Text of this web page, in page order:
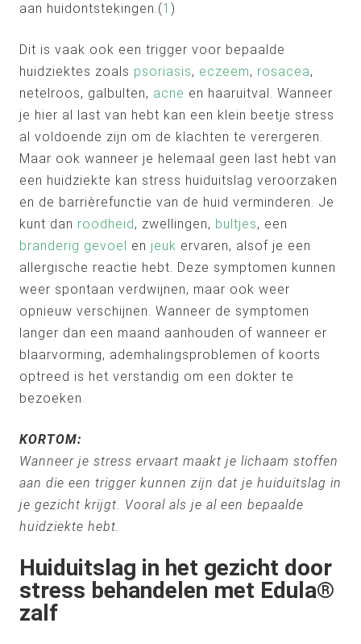
aan huidontstekingen.(1 )
Dit is vaak ook een trigger voor bepaalde
huidziektes zoals psoriasis, eczeem, rosacea,
netelroos, galbulten, acne en haaruitval. Wanneer
je hier al last van hebt kan een klein beetje stress
al voldoende zijn om de klachten te verergeren.
Maar ook wanneer je helemaal geen last hebt van
een huidziekte kan stress huiduitslag veroorzaken
en de barrièrefunctie van de huid verminderen. Je
kunt dan roodheid, zwellingen, bultjes, een
branderig gevoel en jeuk ervaren, alsof je een
allergische reactie hebt. Deze symptomen kunnen
weer spontaan verdwijnen, maar ook weer
opnieuw verschijnen. Wanneer de symptomen
langer dan een maand aanhouden of wanneer er
blaarvorming, ademhalingsproblemen of koorts
optreed is het verstandig om een dokter te
bezoeken.
KORTOM:
Wanneer je stress ervaart maakt je lichaam stoffen
aan die een trigger kunnen zijn dat je huiduitslag in
je gezicht krijgt. Vooral als je al een bepaalde
huidziekte hebt.
Huiduitslag in het gezicht door
stress behandelen met Edula®
zalf